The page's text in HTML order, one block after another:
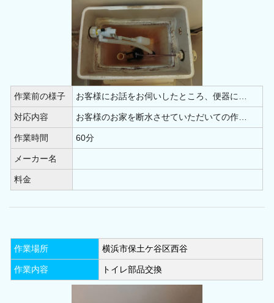
作業前の様子 お客様にお話をお伺いしたところ、便器に…
対応内容 お客様のお家を断水させていただいての作…
作業時間 60分
メーカー名
料金
作業場所 横浜市保土ケ谷区西谷
作業内容 トイレ部品交換